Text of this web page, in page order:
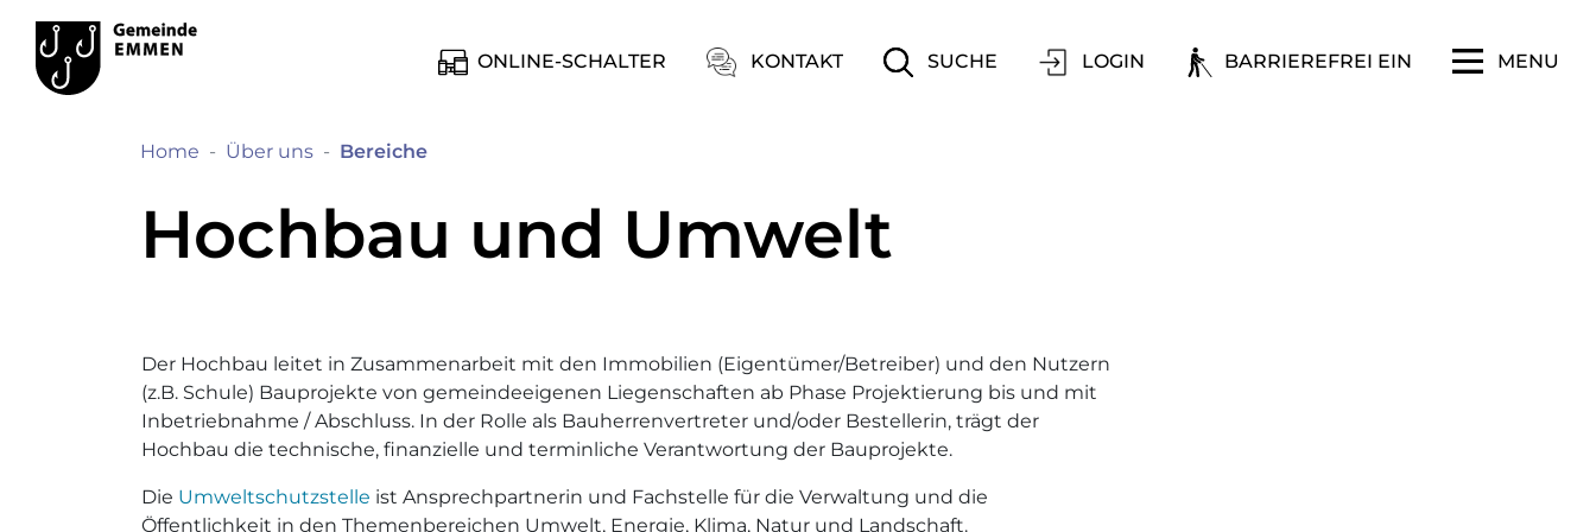
zur Startseite
Direkt zur Hauptnavigation
Direkt zum Inhalt
Direkt zur Suche
Direkt zum Stichwortverzeichnis
Kopfzeile Emmen Hauptnavigation
ONLINE-SCHALTER KONTAKT SUCHE LOGIN BARRIEREFREI EIN MENU
Hauptinhalt
Home Über uns Bereiche(ausgewählt)
Hochbau und Umwelt
Der Hochbau leitet in Zusammenarbeit mit den Immobilien (Eigentümer/Betreiber) und den Nutzern
(z.B. Schule) Bauprojekte von gemeindeeigenen Liegenschaften ab Phase Projektierung bis und mit
Inbetriebnahme / Abschluss. In der Rolle als Bauherrenvertreter und/oder Bestellerin, trägt der
Hochbau die technische, finanzielle und terminliche Verantwortung der Bauprojekte.
Die Umweltschutzstelle ist Ansprechpartnerin und Fachstelle für die Verwaltung und die
Öffentlichkeit in den Themenbereichen Umwelt, Energie, Klima, Natur und Landschaft.